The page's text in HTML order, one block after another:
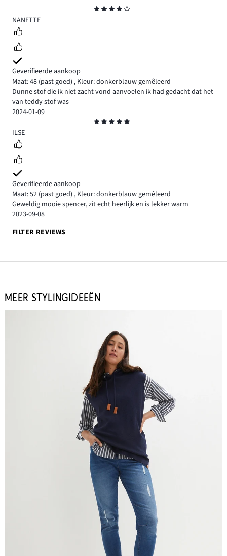
4
NANETTE
Geverifieerde aankoop
Maat: 48 (past goed) , Kleur: donkerblauw gemêleerd
Dunne stof die ik niet zacht vond aanvoelen ik had gedacht dat het
van teddy stof was
2024-01-09
5
ILSE
Geverifieerde aankoop
Maat: 52 (past goed) , Kleur: donkerblauw gemêleerd
Geweldig mooie spencer, zit echt heerlijk en is lekker warm
2023-09-08
FILTER REVIEWS
MEER STYLINGIDEEËN